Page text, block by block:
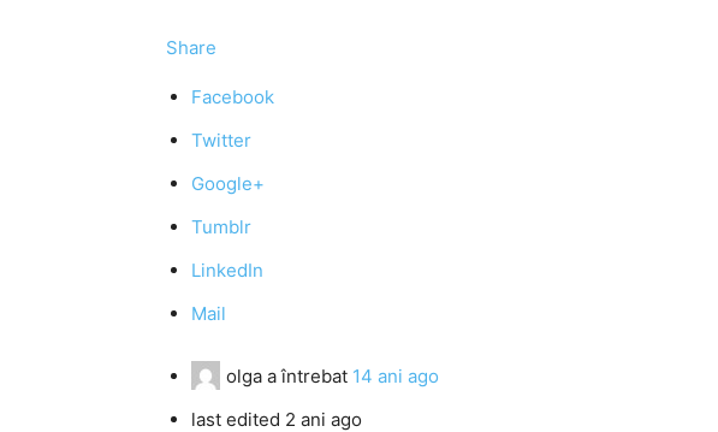
Share
Facebook
Twitter
Google+
Tumblr
LinkedIn
Mail
olga a întrebat 14 ani ago
last edited 2 ani ago